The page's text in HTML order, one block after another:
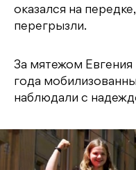
оказался на
перегрызли.
За мятежом
года
наблюдали с